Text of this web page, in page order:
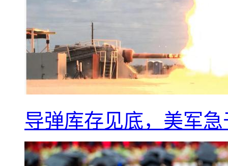
导弹库存见底，美军